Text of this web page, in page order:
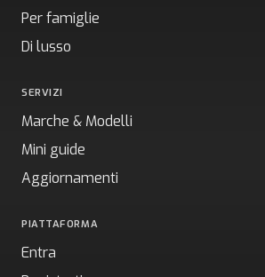
Per famiglie
Di lusso
SERVIZI
Marche & Modelli
Mini guide
Aggiornamenti
PIATTAFORMA
Entra